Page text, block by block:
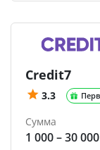
Credit7
3.3
Сумма
1 000 – 30